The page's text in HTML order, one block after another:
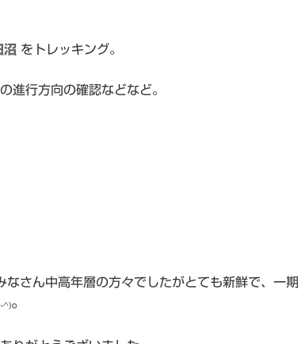
沼 をトレッキング。
進行方向の確認などなど。
さん中高年層の方々でしたがとても新鮮で、一期
^)o